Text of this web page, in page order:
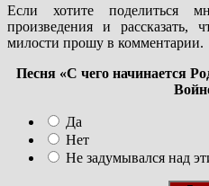
Если хотите поделиться
произведения и рассказать,
милости прошу в комментарии.
Песня «С чего начинается
Да
Нет
Не задумывался над